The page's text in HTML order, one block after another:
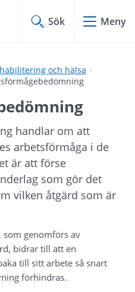
Sök Meny
och hälsa
handlar om att
arbetsförmåga i de
är att förse
som gör det
vilken åtgärd som är
genomförs av
bidrar till att en
till sitt arbete så snart
förhindras.